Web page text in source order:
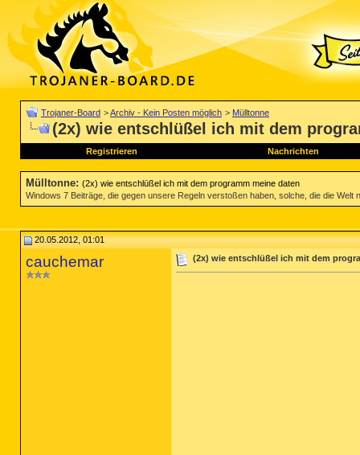
Trojaner-Board >Archiv - Kein Posten möglich > Mülltonne
(2x) wie entschlüßel ich mit dem
Registrieren Nachrichten
Mülltonne: (2x) wie entschlüßel ich mit dem programm meine daten
Windows 7 Beiträge, die gegen unsere Regeln verstoßen haben, solche, die die
20.05.2012, 01:01
cauchemar (2x) wie entschlüßel ich mit dem